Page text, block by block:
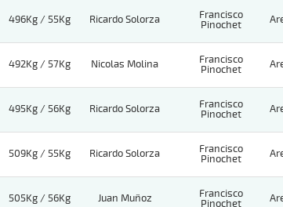
496Kg / 55Kg Ricardo Solorza
Francisco
Pinochet
492Kg / 57Kg Nicolas Molina
Francisco
Pinochet
495Kg / 56Kg Ricardo Solorza
Francisco
Pinochet
509Kg / 55Kg Ricardo Solorza
Francisco
Pinochet
505Kg / 56Kg Juan Muñoz
Francisco
Pinochet